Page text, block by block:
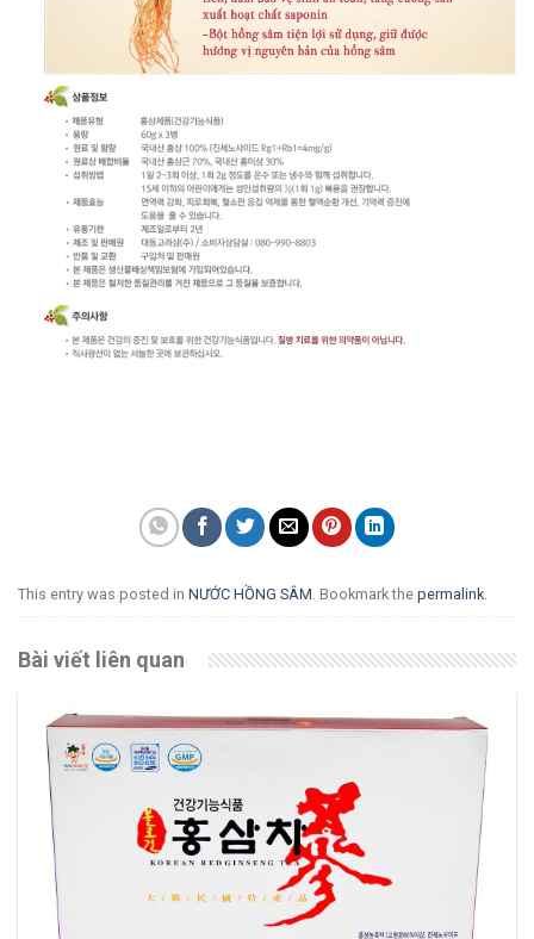
This entry was posted in NƯỚC HỒNG SÂM. Bookmark the permalink.
Bài viết liên quan